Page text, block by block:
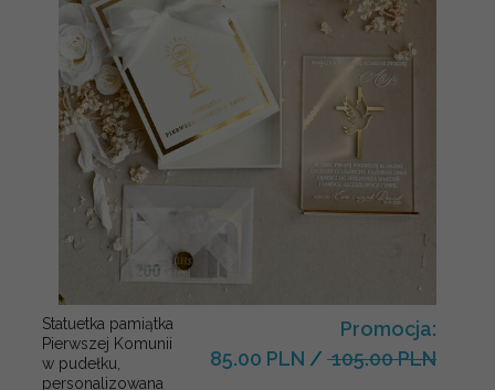
Statuetka pamiątka
Pierwszej Komunii
w pudełku,
personalizowana
Promocja:
85.00 PLN / 105.00 PLN